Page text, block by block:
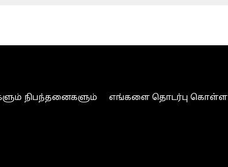
நிபந்தனைகளும் எங்களை தொடர்பு கொள்ள